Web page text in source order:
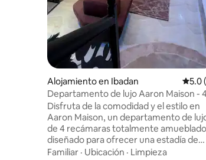
Alojamiento en Ibadan
5.0
Departamento de lujo Aaron Maison - 4
habitaciones
Disfruta de la comodidad y el estilo en
Aaron Maison, un departamento de
de 4 recámaras totalmente
diseñado para ofrecer una estadía de
primera. Disfrute de interiores
Familiar · Ubicación · Limpieza